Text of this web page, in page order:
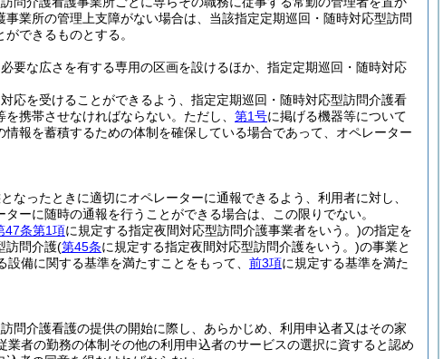
業所の管理上支障がない場合は、当該指定定期巡回・随時対応型訪問
できるものとする。
要な広さを有する専用の区画を設けるほか、指定定期巡回・随時対応
応を受けることができるよう、指定定期巡回・随時対応型訪問介護看
携帯させなければならない。 ただし、 第1号に掲げる機器等について
報を蓄積するための体制を確保している場合であって、オペレーター
ったときに適切にオペレーターに通報できるよう、利用者に対し、
ーに随時の通報を行うことができる場合は、この限りでない。
47条第1項に規定する指定夜間対応型訪問介護事業者をいう。)の指定を
訪問介護(第45条に規定する指定夜間対応型訪問介護をいう。)の事業と
設備に関する基準を満たすことをもって、 前3項に規定する基準を満た
問介護看護の提供の開始に際し、あらかじめ、利用申込者又はその家
者の勤務の体制その他の利用申込者のサービスの選択に資すると認め